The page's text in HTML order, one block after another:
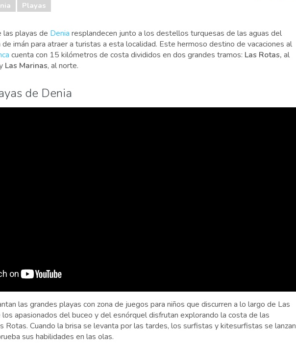
Playas
las playas de Denia resplandecen junto a los destellos turquesas de las aguas del
imán para atraer a turistas a esta localidad. Este hermoso destino de vacaciones al
cuenta con 15 kilómetros de costa divididos en dos grandes tramos: Las Rotas, al
Las Marinas, al norte.
de Denia
las grandes playas con zona de juegos para niños que discurren a lo largo de Las
los apasionados del buceo y del esnórquel disfrutan explorando la costa de las
Rotas. Cuando la brisa se levanta por las tardes, los surfistas y kitesurfistas se lanzan
sus habilidades en las olas.